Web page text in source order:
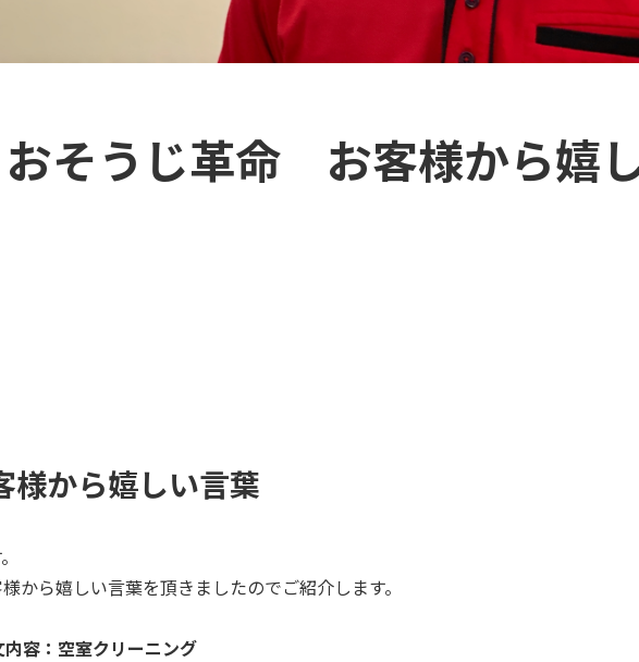
おそうじ革命 お客様から嬉
から嬉しい言葉
から嬉しい言葉を頂きましたのでご紹介します。
内容：空室クリーニング